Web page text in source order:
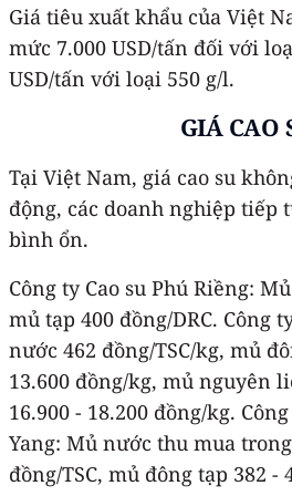
Giá tiêu xuất khẩu của Việt
mức 7.000 USD/tấn đối với
USD/tấn với loại 550 g/l.
GIÁ CAO
Tại Việt Nam, giá cao su
động, các doanh nghiệp tiếp
bình ổn.
Công ty Cao su Phú Riềng:
mủ tạp 400 đồng/DRC. Công
nước 462 đồng/TSC/kg, mủ
13.600 đồng/kg, mủ nguyên
16.900 - 18.200 đồng/kg.
Yang: Mủ nước thu mua
đồng/TSC, mủ đông tạp 382 -